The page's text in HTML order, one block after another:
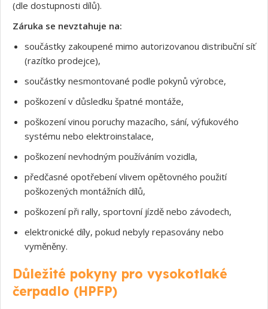
(dle dostupnosti dílů).
Záruka se nevztahuje na:
součástky zakoupené mimo autorizovanou distribuční síť
(razítko prodejce),
součástky nesmontované podle pokynů výrobce,
poškození v důsledku špatné montáže,
poškození vinou poruchy mazacího, sání, výfukového
systému nebo elektroinstalace,
poškození nevhodným používáním vozidla,
předčasné opotřebení vlivem opětovného použití
poškozených montážních dílů,
poškození při rally, sportovní jízdě nebo závodech,
elektronické díly, pokud nebyly repasovány nebo
vyměněny.
Důležité pokyny pro vysokotlaké
čerpadlo (HPFP)
Souhlasím s GDPR